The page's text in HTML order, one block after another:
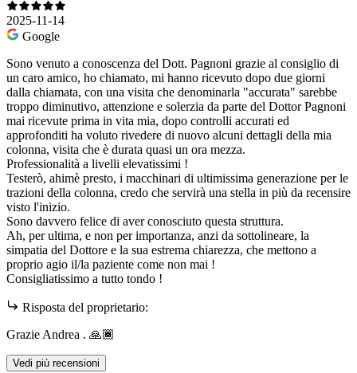
2025-11-14
Google
Sono venuto a conoscenza del Dott. Pagnoni grazie al consiglio di
un caro amico, ho chiamato, mi hanno ricevuto dopo due giorni
dalla chiamata, con una visita che denominarla "accurata" sarebbe
troppo diminutivo, attenzione e solerzia da parte del Dottor Pagnoni
mai ricevute prima in vita mia, dopo controlli accurati ed
approfonditi ha voluto rivedere di nuovo alcuni dettagli della mia
colonna, visita che è durata quasi un ora mezza.
Professionalità a livelli elevatissimi !
Testerò, ahimè presto, i macchinari di ultimissima generazione per le
trazioni della colonna, credo che servirà una stella in più da recensire
visto l'inizio.
Sono davvero felice di aver conosciuto questa struttura.
Ah, per ultima, e non per importanza, anzi da sottolineare, la
simpatia del Dottore e la sua estrema chiarezza, che mettono a
proprio agio il/la paziente come non mai !
Consigliatissimo a tutto tondo !
Risposta del proprietario:
Grazie Andrea . 🙏🏾
Vedi più recensioni